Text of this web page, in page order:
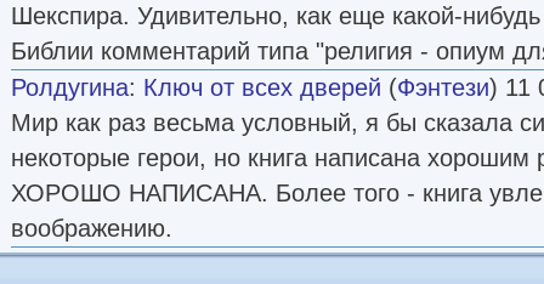
Шекспира. Удивительно, как еще какой-
Библии комментарий типа "религия - опиум
Ролдугина: Ключ от всех дверей (Фэнтези) 11
Мир как раз весьма условный, я бы сказала
некоторые герои, но книга написана хорошим
ХОРОШО НАПИСАНА. Более того - книга
воображению.